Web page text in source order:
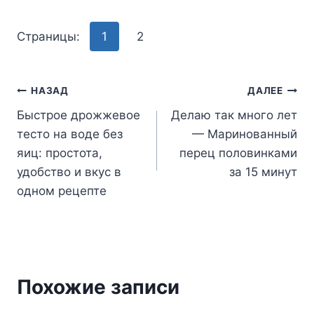
Страницы: 1 2
Навигация
по
записям
НАЗАД
Быстрое дрожжевое
тесто на воде без
яиц: простота,
удобство и вкус в
одном рецепте
ДАЛЕЕ
Делаю так много лет
— Маринованный
перец половинками
за 15 минут
Похожие записи